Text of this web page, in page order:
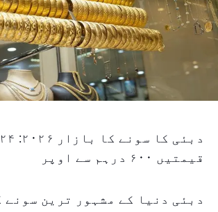
قیمتیں ۶۰۰ درہم سے اوپر
دبئی دنیا کے مشہور ترین سونے